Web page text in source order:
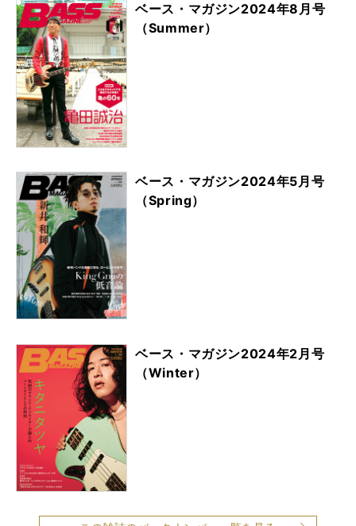
ベース・マガジン2024年8月号
（Summer）
ベース・マガジン2024年5月号
（Spring）
ベース・マガジン2024年2月号
（Winter）